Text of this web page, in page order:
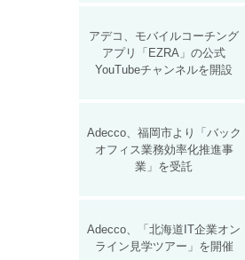
アデコ、モバイルコーチング
アプリ「EZRA」の公式
YouTubeチャンネルを開設
Adecco、福岡市より「バック
オフィス業務効率化推進事
業」を受託
Adecco、「北海道IT企業オン
ライン見学ツアー」を開催